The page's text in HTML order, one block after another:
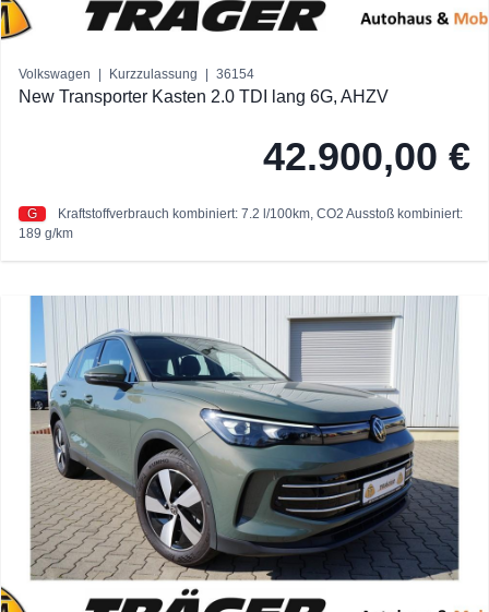
Volkswagen Kurzzulassung 36154
New Transporter Kasten 2.0 TDI lang 6G, AHZV
42.900,00 €
G Kraftstoffverbrauch kombiniert: 7.2 l/100km, CO2 Ausstoß kombiniert:
189 g/km